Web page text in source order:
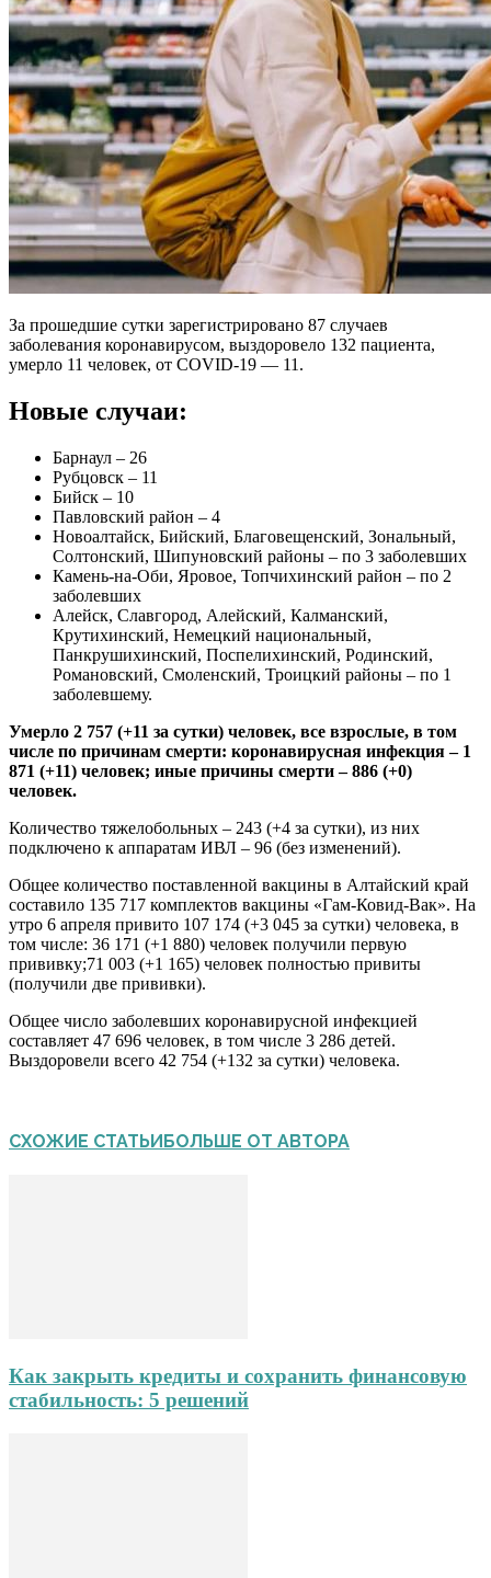
За прошедшие сутки зарегистрировано 87 случаев
заболевания коронавирусом, выздоровело 132 пациента,
умерло 11 человек, от COVID-19 — 11.
Новые случаи:
Барнаул – 26
Рубцовск – 11
Бийск – 10
Павловский район – 4
Новоалтайск, Бийский, Благовещенский, Зональный,
Солтонский, Шипуновский районы – по 3 заболевших
Камень-на-Оби, Яровое, Топчихинский район – по 2
заболевших
Алейск, Славгород, Алейский, Калманский,
Крутихинский, Немецкий национальный,
Панкрушихинский, Поспелихинский, Родинский,
Романовский, Смоленский, Троицкий районы – по 1
заболевшему.
Умерло 2 757 (+11 за сутки) человек, все взрослые, в том
числе по причинам смерти: коронавирусная инфекция – 1
871 (+11) человек; иные причины смерти – 886 (+0)
человек.
Количество тяжелобольных – 243 (+4 за сутки), из них
подключено к аппаратам ИВЛ – 96 (без изменений).
Общее количество поставленной вакцины в Алтайский край
составило 135 717 комплектов вакцины «Гам-Ковид-Вак». На
утро 6 апреля привито 107 174 (+3 045 за сутки) человека, в
том числе: 36 171 (+1 880) человек получили первую
прививку;71 003 (+1 165) человек полностью привиты
(получили две прививки).
Общее число заболевших коронавирусной инфекцией
составляет 47 696 человек, в том числе 3 286 детей.
Выздоровели всего 42 754 (+132 за сутки) человека.
СХОЖИЕ СТАТЬИБОЛЬШЕ ОТ АВТОРА
Как закрыть кредиты и сохранить финансовую
стабильность: 5 решений